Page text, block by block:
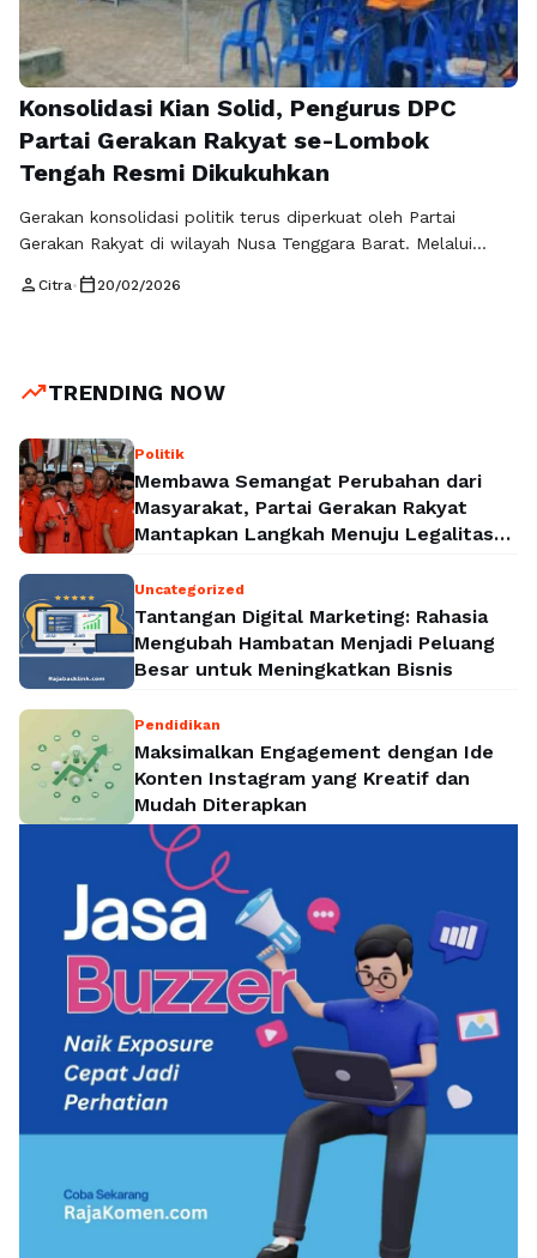
Konsolidasi Kian Solid, Pengurus DPC
Partai Gerakan Rakyat se-Lombok
Tengah Resmi Dikukuhkan
Gerakan konsolidasi politik terus diperkuat oleh Partai
Gerakan Rakyat di wilayah Nusa Tenggara Barat. Melalui
Barat, jajaran pengurus Dewan Pimpinan Cabang (DPC) se-
mempersiapkan langkah strategis menuju Pemilu 2029.
person Citra• calendar_today 20/02/2026
trending_upTRENDING NOW
Politik
Membawa Semangat Perubahan dari
Masyarakat, Partai Gerakan Rakyat
Mantapkan Langkah Menuju Legalitas
Uncategorized
Tantangan Digital Marketing: Rahasia
Mengubah Hambatan Menjadi Peluang
Besar untuk Meningkatkan Bisnis
Pendidikan
Maksimalkan Engagement dengan Ide
Konten Instagram yang Kreatif dan
Mudah Diterapkan